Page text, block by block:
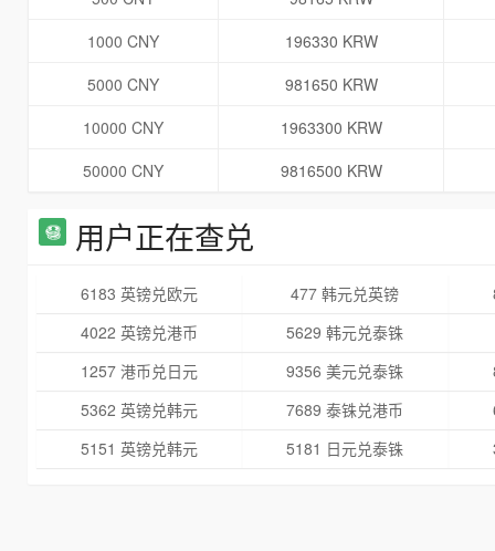
1000 CNY
196330 KRW
5000 CNY
981650 KRW
10000 CNY
1963300 KRW
50000 CNY
9816500 KRW
用户正在查兑
6183 英镑兑欧元 477 韩元兑英镑
4022 英镑兑港币
5629 韩元兑泰铢
1257 港币兑日元
9356 美元兑泰铢
5362 英镑兑韩元
7689 泰铢兑港币
5151 英镑兑韩元
5181 日元兑泰铢